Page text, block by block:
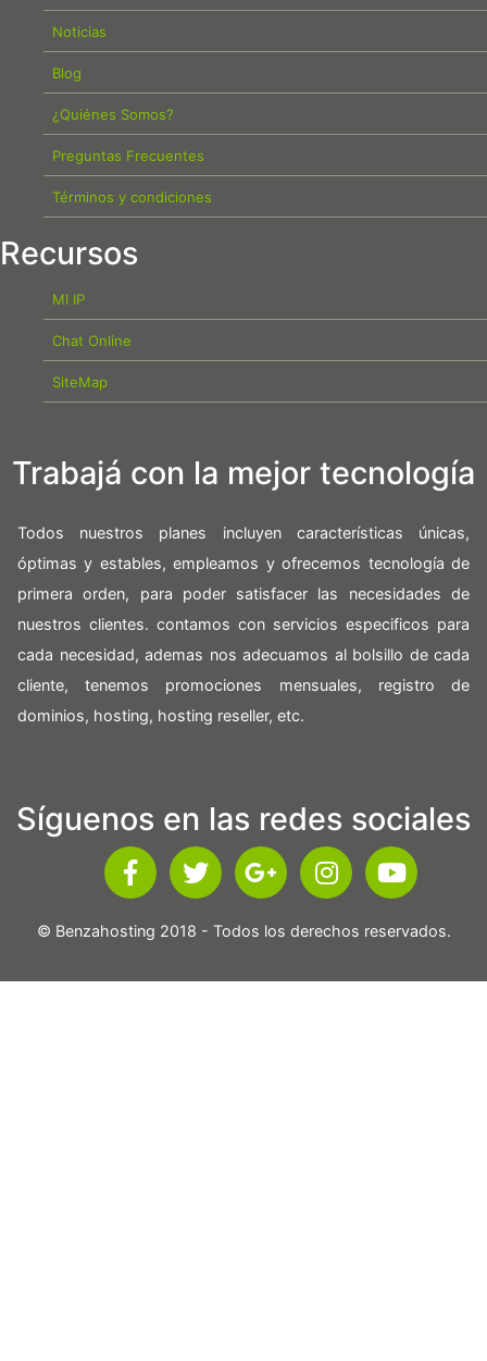
Noticias
Blog
¿Quiénes Somos?
Preguntas Frecuentes
Términos y condiciones
Recursos
MI IP
Chat Online
SiteMap
Trabajá con la mejor tecnología
Todos nuestros planes incluyen características únicas,
óptimas y estables, empleamos y ofrecemos tecnología de
primera orden, para poder satisfacer las necesidades de
nuestros clientes. contamos con servicios especificos para
cada necesidad, ademas nos adecuamos al bolsillo de cada
cliente, tenemos promociones mensuales, registro de
dominios, hosting, hosting reseller, etc.
Síguenos en las redes sociales
© Benzahosting 2018 - Todos los derechos reservados.